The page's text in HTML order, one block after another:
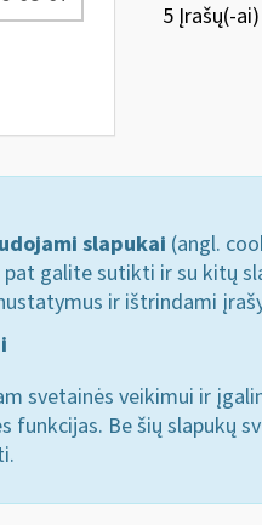
5 Įrašų(-ai)
slapukai (angl.
galite sutikti ir su kitų
ir ištrindami
svetainės veikimui ir
funkcijas. Be šių slapukų